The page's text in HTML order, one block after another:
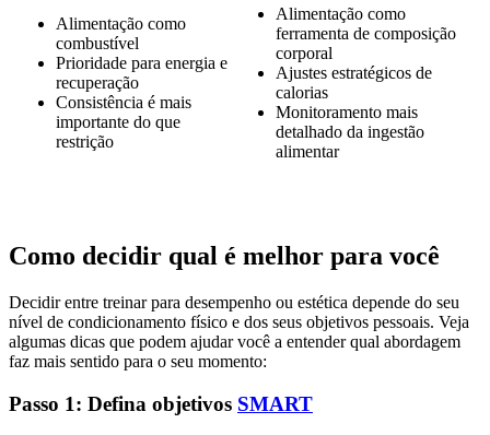
Alimentação como
combustível
Prioridade para energia e
recuperação
Consistência é mais
importante do que
restrição
Alimentação como
ferramenta de composição
corporal
Ajustes estratégicos de
calorias
Monitoramento mais
detalhado da ingestão
alimentar
Como decidir qual é melhor para você
Decidir entre treinar para desempenho ou estética depende do seu
nível de condicionamento físico e dos seus objetivos pessoais. Veja
algumas dicas que podem ajudar você a entender qual abordagem
faz mais sentido para o seu momento:
Passo 1: Defina objetivos SMART